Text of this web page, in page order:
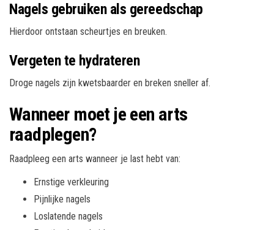
Nagels gebruiken als gereedschap
Hierdoor ontstaan scheurtjes en breuken.
Vergeten te hydrateren
Droge nagels zijn kwetsbaarder en breken sneller af.
Wanneer moet je een arts
raadplegen?
Raadpleeg een arts wanneer je last hebt van:
Ernstige verkleuring
Pijnlijke nagels
Loslatende nagels